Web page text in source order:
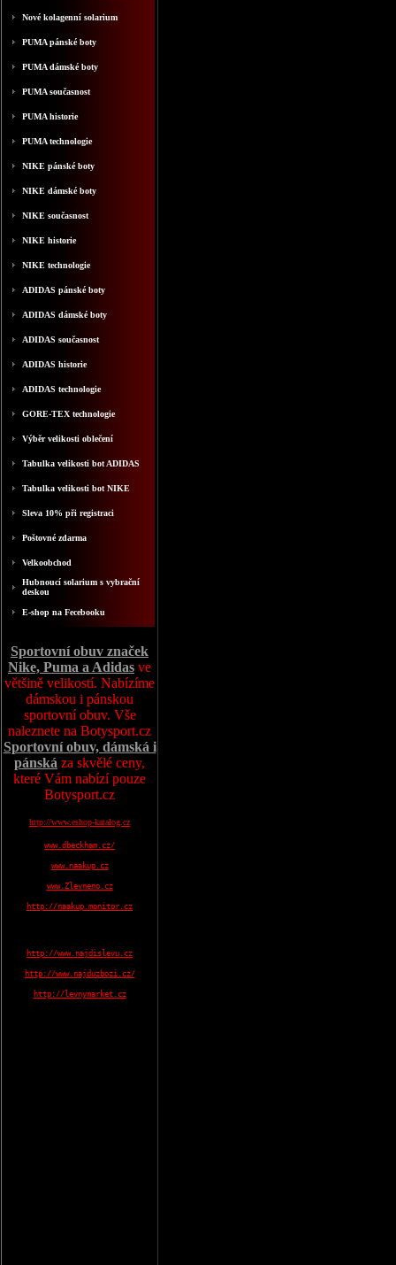
Nové kolagenní solarium
PUMA pánské boty
PUMA dámské boty
PUMA současnost
PUMA historie
PUMA technologie
NIKE pánské boty
NIKE dámské boty
NIKE současnost
NIKE historie
NIKE technologie
ADIDAS pánské boty
ADIDAS dámské boty
ADIDAS současnost
ADIDAS historie
ADIDAS technologie
GORE-TEX technologie
Výběr velikosti oblečení
Tabulka velikosti bot ADIDAS
Tabulka velikosti bot NIKE
Sleva 10% při registraci
Poštovné zdarma
Velkoobchod
Hubnoucí solarium s vybrační
deskou
E-shop na Fecebooku
Sportovní obuv značek
Nike, Puma a Adidas ve
většině velikostí. Nabízíme
dámskou i pánskou
sportovní obuv. Vše
naleznete na Botysport.cz
Sportovní obuv, dámská i
pánská za skvělé ceny,
které Vám nabízí pouze
Botysport.cz
http://www.eshop-katalog.cz
www.dbeckham.cz/
www.naakup.cz
www.Zlevneno.cz
http://naakup.monitor.cz
http://www.najdislevu.cz
http://www.najduzbozi.cz/
http://levnymarket.cz